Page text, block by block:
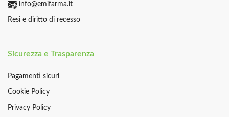
info@emifarma.it
Resi e diritto di recesso
Sicurezza e Trasparenza
Pagamenti sicuri
Cookie Policy
Privacy Policy